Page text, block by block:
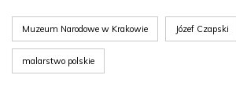
Muzeum Narodowe w Krakowie Józef Czapski
malarstwo polskie